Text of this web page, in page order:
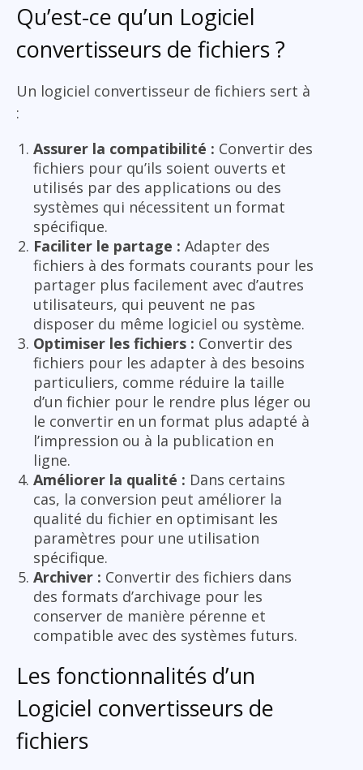
Qu’est-ce qu’un Logiciel
convertisseurs de fichiers ?
Un logiciel convertisseur de fichiers sert à
:
Assurer la compatibilité : Convertir des
fichiers pour qu’ils soient ouverts et
utilisés par des applications ou des
systèmes qui nécessitent un format
spécifique.
Faciliter le partage : Adapter des
fichiers à des formats courants pour les
partager plus facilement avec d’autres
utilisateurs, qui peuvent ne pas
disposer du même logiciel ou système.
Optimiser les fichiers : Convertir des
fichiers pour les adapter à des besoins
particuliers, comme réduire la taille
d’un fichier pour le rendre plus léger ou
le convertir en un format plus adapté à
l’impression ou à la publication en
ligne.
Améliorer la qualité : Dans certains
cas, la conversion peut améliorer la
qualité du fichier en optimisant les
paramètres pour une utilisation
spécifique.
Archiver : Convertir des fichiers dans
des formats d’archivage pour les
conserver de manière pérenne et
compatible avec des systèmes futurs.
Les fonctionnalités d’un
Logiciel convertisseurs de
fichiers